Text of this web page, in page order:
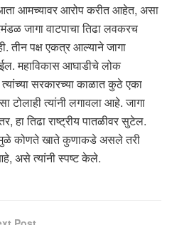
आमच्यावर आरोप करीत आहेत, असा
जागा वाटपाचा तिढा लवकरच
तीन पक्ष एकत्र आल्याने जागा
महाविकास आघाडीचे लोक
सरकारच्या काळात कुठे एका
टोलाही त्यांनी लगावला आहे. जागा
हा तिढा राष्ट्रीय पातळीवर सुटेल.
कोणते खाते कुणाकडे असले तरी
असे त्यांनी स्पष्ट केले.